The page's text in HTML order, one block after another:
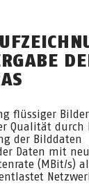
flüssiger
Qualität durch
der Bilddaten
Daten mit
(MBit/s)